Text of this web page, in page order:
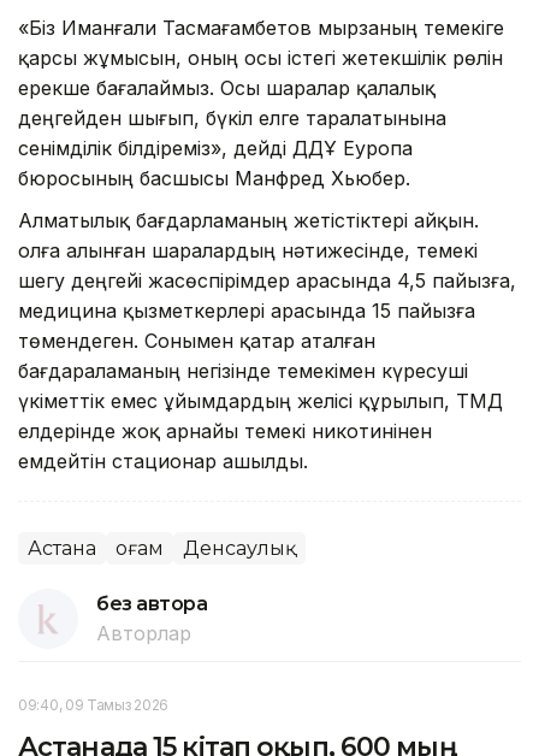
«Біз Иманғали Тасмағамбетов мырзаның темекіге
қарсы жұмысын, оның осы істегі жетекшілік рөлін
ерекше бағалаймыз. Осы шаралар қалалық
деңгейден шығып, бүкіл елге таралатынына
сенімділік білдіреміз», дейді ДДҰ Еуропа
бюросының басшысы Манфред Хьюбер.
Алматылық бағдарламаның жетістіктері айқын.
Қолға алынған шаралардың нәтижесінде, темекі
шегу деңгейі жасөспірімдер арасында 4,5 пайызға,
медицина қызметкерлері арасында 15 пайызға
төмендеген. Сонымен қатар аталған
бағдараламаның негізінде темекімен күресуші
үкіметтік емес ұйымдардың желісі құрылып, ТМД
елдерінде жоқ арнайы темекі никотинінен
емдейтін стационар ашылды.
Астана Қоғам Денсаулық
без автора
Авторлар
09:40, 09 Тамыз 2026
Астанада 15 кітап оқып, 600 мың